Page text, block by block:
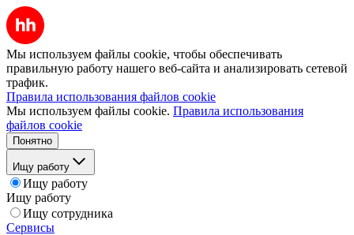
Мы используем файлы cookie, чтобы обеспечивать
правильную работу нашего веб-сайта и анализировать сетевой
трафик.
Правила использования файлов cookie
Мы используем файлы cookie. Правила использования
файлов cookie
Понятно
Ищу работу
Ищу работу
Ищу работу
Ищу сотрудника
Сервисы